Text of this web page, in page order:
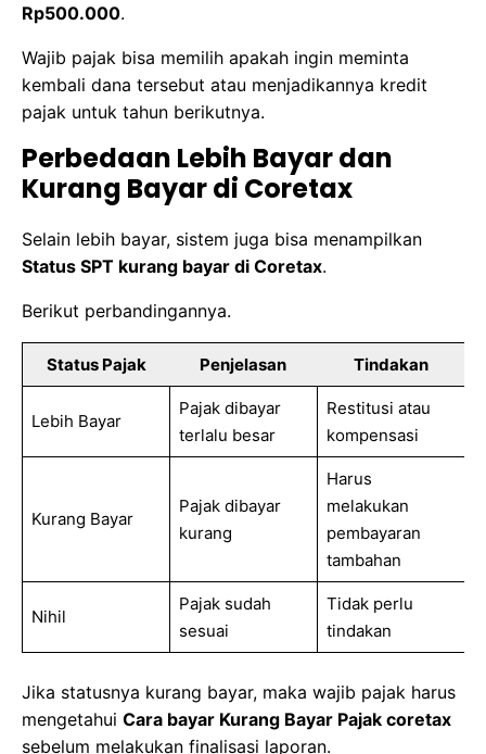
Rp500.000.
Wajib pajak bisa memilih apakah ingin meminta
kembali dana tersebut atau menjadikannya kredit
pajak untuk tahun berikutnya.
Perbedaan Lebih Bayar dan
Kurang Bayar di Coretax
Selain lebih bayar, sistem juga bisa menampilkan
Status SPT kurang bayar di Coretax.
Berikut perbandingannya.
Status Pajak Penjelasan Tindakan
Lebih Bayar
Pajak dibayar
terlalu besar
Restitusi atau
kompensasi
Kurang Bayar
Pajak dibayar
kurang
Harus
melakukan
pembayaran
tambahan
Nihil
Pajak sudah
sesuai
Tidak perlu
tindakan
Jika statusnya kurang bayar, maka wajib pajak harus
mengetahui Cara bayar Kurang Bayar Pajak coretax
sebelum melakukan finalisasi laporan.